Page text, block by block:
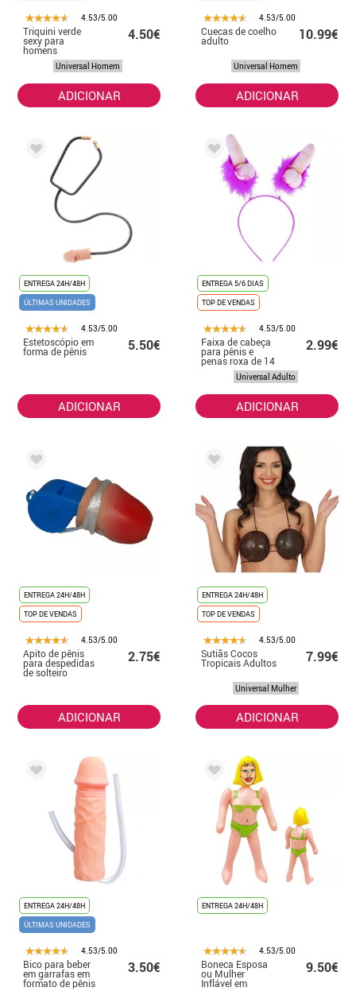
4.53/5.00
Triquini verde
sexy para
homens
4.50€
Universal Homem
ADICIONAR
4.53/5.00
Cuecas de coelho
adulto 10.99€
Universal Homem
ADICIONAR
ENTREGA 24H/48H
ÚLTIMAS UNIDADES
4.53/5.00
Estetoscópio em
forma de pênis 5.50€
ADICIONAR
ENTREGA 5/6 DIAS
TOP DE VENDAS
4.53/5.00
Faixa de cabeça
para pênis e
penas roxa de 14
cm
2.99€
Universal Adulto
ADICIONAR
ENTREGA 24H/48H
TOP DE VENDAS
4.53/5.00
Apito de pênis
para despedidas
de solteiro
2.75€
ADICIONAR
ENTREGA 24H/48H
TOP DE VENDAS
4.53/5.00
Sutiãs Cocos
Tropicais Adultos 7.99€
Universal Mulher
ADICIONAR
ENTREGA 24H/48H
ÚLTIMAS UNIDADES
4.53/5.00
Bico para beber
em garrafas em
formato de pênis
3.50€
ENTREGA 24H/48H
4.53/5.00
Boneca Esposa
ou Mulher
Inflável em
9.50€